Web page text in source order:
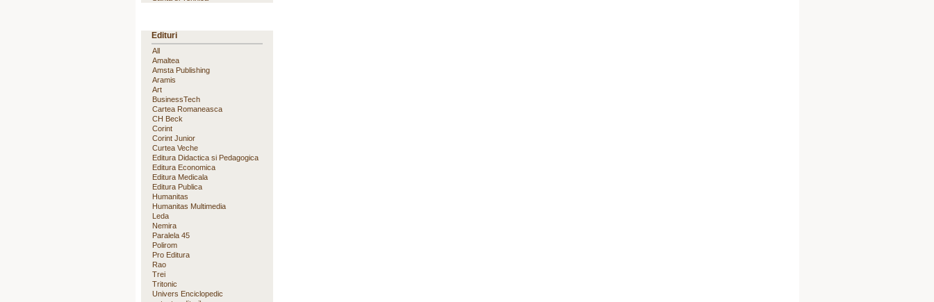
Edituri
All
Amaltea
Amsta Publishing
Aramis
Art
BusinessTech
Cartea Romaneasca
CH Beck
Corint
Corint Junior
Curtea Veche
Editura Didactica si Pedagogica
Editura Economica
Editura Medicala
Editura Publica
Humanitas
Humanitas Multimedia
Leda
Nemira
Paralela 45
Polirom
Pro Editura
Rao
Trei
Tritonic
Univers Enciclopedic